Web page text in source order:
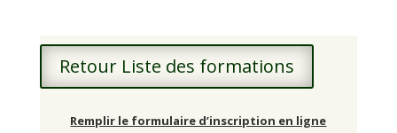
Retour Liste des formations
Remplir le formulaire d’inscription en ligne